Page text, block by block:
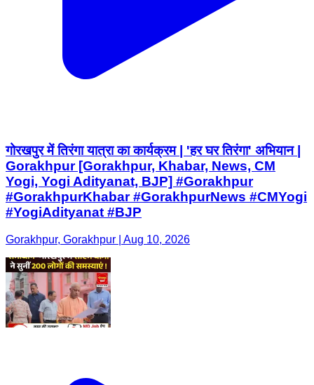
गोरखपुर में तिरंगा यात्रा का कार्यक्रम | 'हर घर तिरंगा' अभियान |
Gorakhpur [Gorakhpur, Khabar, News, CM
Yogi, Yogi Adityanat, BJP] #Gorakhpur
#GorakhpurKhabar #GorakhpurNews #CMYogi
#YogiAdityanat #BJP
Gorakhpur, Gorakhpur | Aug 10, 2026